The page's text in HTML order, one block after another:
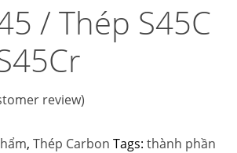
/ Thép S45C
review)
, Thép Carbon Tags: thành phần